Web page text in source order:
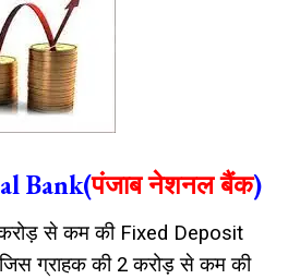
Bank(पंजाब नेशनल बैंक)
से कम की Fixed Deposit
ग्राहक की 2 करोड़ से कम की